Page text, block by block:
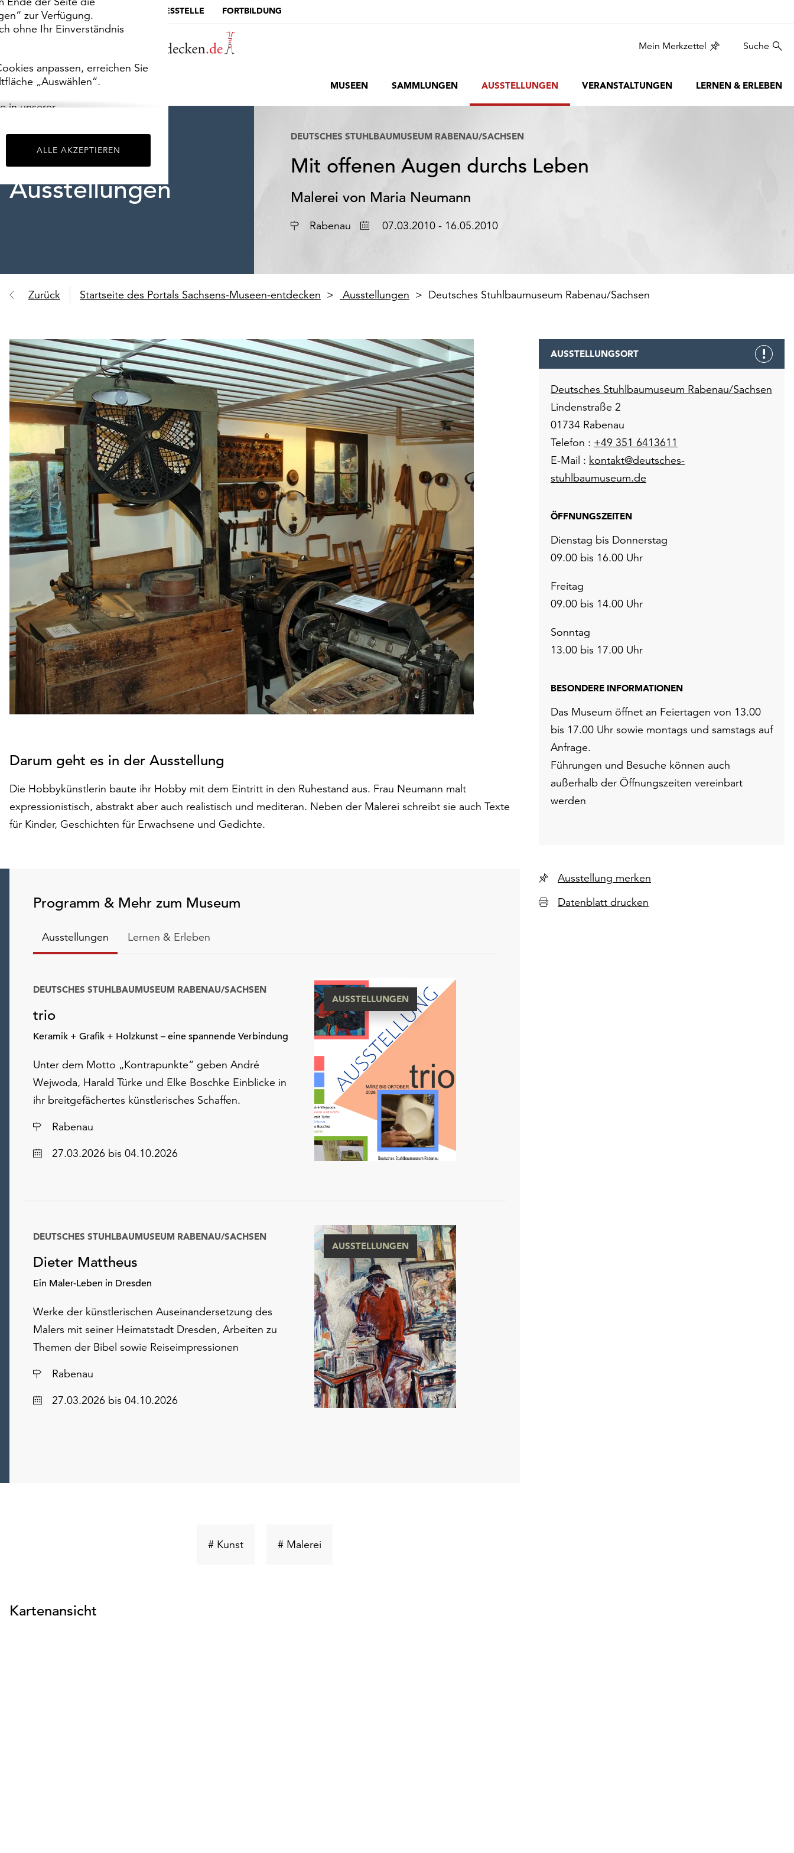
zur Verfügung.
ohne Ihr Einverständnis
anpassen, erreichen Sie
„Auswählen“.
in unserer
ALLE AKZEPTIEREN
MUSEUMSPORTAL DIE LANDESSTELLE FORTBILDUNG
Mein Merkzettel Suche
MUSEEN SAMMLUNGEN AUSSTELLUNGEN VERANSTALTUNGEN LERNEN & ERLEBEN
Ausstellungen
DEUTSCHES STUHLBAUMUSEUM RABENAU/SACHSEN
Mit offenen Augen durchs Leben
Malerei von Maria Neumann
Ort Rabenau Datum07.03.2010 - 16.05.2010
Zurück Startseite des Portals Sachsens-Museen-entdecken Ausstellungen Deutsches Stuhlbaumuseum Rabenau/Sachsen
Darum geht es in der Ausstellung
Die Hobbykünstlerin baute ihr Hobby mit dem Eintritt in den Ruhestand aus. Frau Neumann malt
expressionistisch, abstrakt aber auch realistisch und mediteran. Neben der Malerei schreibt sie auch Texte
für Kinder, Geschichten für Erwachsene und Gedichte.
Programm & Mehr zum Museum
Ausstellungen Lernen & Erleben
trio
Keramik + Grafik + Holzkunst – eine spannende Verbindung
DEUTSCHES STUHLBAUMUSEUM RABENAU/SACHSEN
Unter dem Motto „Kontrapunkte“ geben André
Wejwoda, Harald Türke und Elke Boschke Einblicke in
ihr breitgefächertes künstlerisches Schaffen.
Ort
Rabenau
Datum27.03.2026 bis 04.10.2026
AUSSTELLUNGEN
Dieter Mattheus
Ein Maler-Leben in Dresden
DEUTSCHES STUHLBAUMUSEUM RABENAU/SACHSEN
Werke der künstlerischen Auseinandersetzung des
Malers mit seiner Heimatstadt Dresden, Arbeiten zu
Themen der Bibel sowie Reiseimpressionen
Ort
Rabenau
Datum27.03.2026 bis 04.10.2026
AUSSTELLUNGEN
# KunstSchlüsselwort
# Malerei
Kartenansicht
AUSSTELLUNGSORT
Deutsches Stuhlbaumuseum Rabenau/Sachsen
Lindenstraße 2
01734 Rabenau
Telefon : +49 351 6413611
E-Mail : kontakt@deutsches-
stuhlbaumuseum.de
ÖFFNUNGSZEITEN
Dienstag bis Donnerstag
09.00 bis 16.00 Uhr
Freitag
09.00 bis 14.00 Uhr
Sonntag
13.00 bis 17.00 Uhr
BESONDERE INFORMATIONEN
Das Museum öffnet an Feiertagen von 13.00
bis 17.00 Uhr sowie montags und samstags auf
Anfrage.
Führungen und Besuche können auch
außerhalb der Öffnungszeiten vereinbart
werden
Ausstellung merken
Datenblatt drucken